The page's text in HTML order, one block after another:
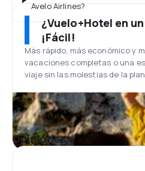
Avelo Airlines?
¿Vuelo+Hotel en
¡Fácil!
Más rápido, más económico y
vacaciones completas o una
viaje sin las molestias de la
Opiniones